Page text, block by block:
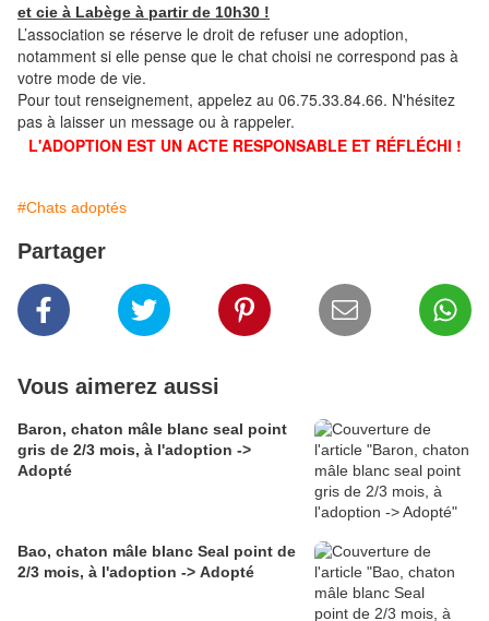
et cie à Labège à partir de 10h30 !
L’association se réserve le droit de refuser une adoption,
notamment si elle pense que le chat choisi ne correspond pas à
votre mode de vie.
Pour tout renseignement, appelez au 06.75.33.84.66. N'hésitez
pas à laisser un message ou à rappeler.
L'ADOPTION EST UN ACTE RESPONSABLE ET RÉFLÉCHI !
#Chats adoptés
Partager
Vous aimerez aussi
Baron, chaton mâle blanc seal point
gris de 2/3 mois, à l'adoption ->
Adopté
Bao, chaton mâle blanc Seal point de
2/3 mois, à l'adoption -> Adopté